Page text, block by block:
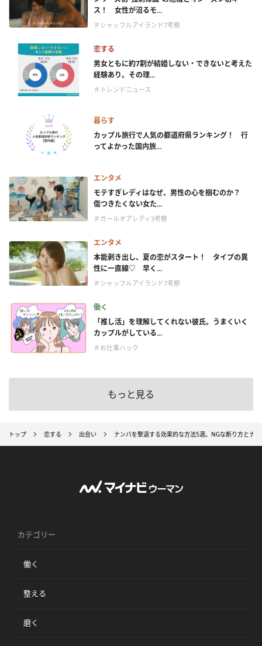
ス！ 女性が沼るモ...
＃シャッフルアイランド7考察
恋する
男女ともに約7割が結婚しない・できないと考えた
経験あり。その理...
＃トレンドニュース
暮らす
カップル旅行で人気の都道府県ランキング！ 行
ってよかった国内旅...
エンタメ
モテすぎレディはなぜ、男性の心を掴むのか？
傷つきたくない女た...
＃ガールオアレディ3考察
エンタメ
本能剥き出し、夏の恋がスタート！ タイプの異
性に一直線♡ 早く...
＃シャッフルアイランド7考察
働く
「推し活」を理解してくれない彼氏。うまくいく
カップルがしている...
＃お仕事ハック
もっと見る
トップ 恋する 出会い ナンパを撃退する効果的な方法5選。NGな断り方とナ
カテゴリー
働く
整える
磨く